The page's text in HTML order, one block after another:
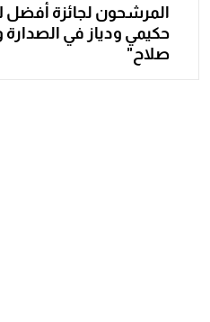
حكيمي ودياز في
صلاح"